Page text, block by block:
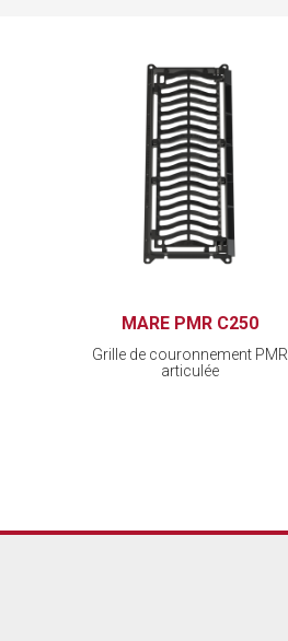
MARE PMR C250
Grille de couronnement PMR
articulée